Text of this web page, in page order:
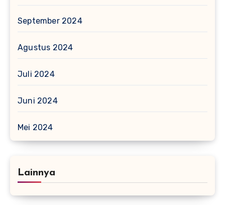
September 2024
Agustus 2024
Juli 2024
Juni 2024
Mei 2024
Lainnya